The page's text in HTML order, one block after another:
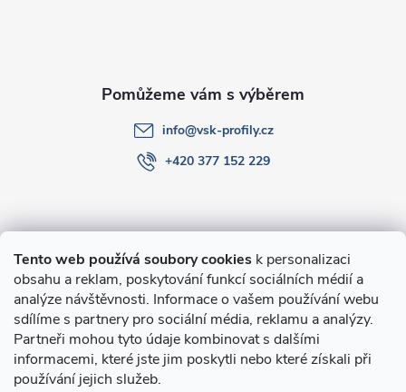
Tento web používá soubory cookies k personalizaci
obsahu a reklam, poskytování funkcí sociálních médií a
analýze návštěvnosti. Informace o vašem používání webu
sdílíme s partnery pro sociální média, reklamu a analýzy.
Partneři mohou tyto údaje kombinovat s dalšími
informacemi, které jste jim poskytli nebo které získali při
používání jejich služeb.
O nákupu
Novinky v programu Alusic
Archiv
info@vsk-profily.cz
+420 377 152 229